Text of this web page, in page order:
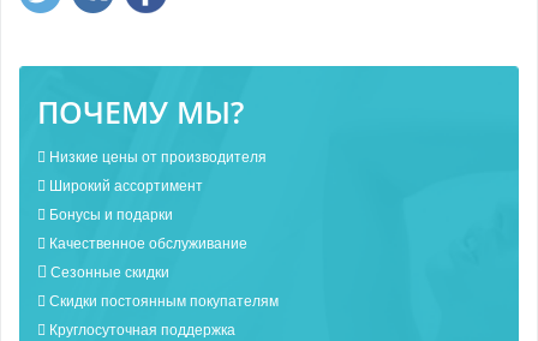
ПОЧЕМУ МЫ?
Низкие цены от производителя
Широкий ассортимент
Бонусы и подарки
Качественное обслуживание
Сезонные скидки
Скидки постоянным покупателям
Круглосуточная поддержка